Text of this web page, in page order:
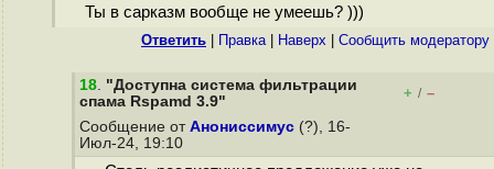
Ты в сарказм вообще не умеешь? )))
Ответить Правка| Наверх Cообщить модератору
18. "Доступна система фильтрации
спама Rspamd 3.9"
+ / –
Сообщение от Анониссимус (?), 16-
Июл-24, 19:10